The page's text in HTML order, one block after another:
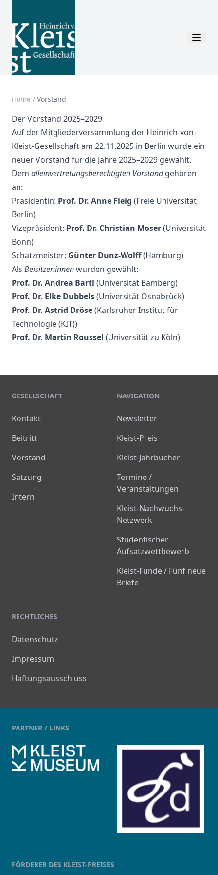
Home / Vorstand
Der Vorstand 2025–2029
Auf der Mitgliederversammlung der Heinrich-von-
Kleist-Gesellschaft am 22.11.2025 in Berlin wurde ein
neuer Vorstand für die Jahre 2025–2029 gewählt.
Dem alleinvertretungsberechtigten Vorstandgehören
an:
Präsidentin: Prof. Dr. Anne Fleig (Freie Universität
Berlin)
Vizepräsident: Prof. Dr. Christian Moser(Universität
Bonn)
Schatzmeister: Günter Dunz-Wolff(Hamburg)
Als Beisitzer:innenwurden gewählt:
Prof. Dr. Andrea Bartl (Universität Bamberg)
Prof. Dr. Elke Dubbels(Universität Osnabrück)
Prof. Dr. Astrid Dröse(Karlsruher Institut für
Technologie (KIT))
Prof. Dr. Martin Roussel (Universität zu Köln)
GESELLSCHAFT
Kontakt
Beitritt
Vorstand
Satzung
Intern
NAVIGATION
Newsletter
Kleist-Preis
Kleist-Jahrbücher
Termine /
Veranstaltungen
Kleist-Nachwuchs-
Netzwerk
Studentischer
Aufsatzwettbewerb
Kleist-Funde / Fünf neue
Briefe
RECHTLICHES
Datenschutz
Impressum
Haftungsausschluss
PARTNER / LINKS
FÖRDERER DES KLEIST-PREISES